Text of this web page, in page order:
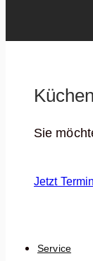
Service
Sie
Jetzt